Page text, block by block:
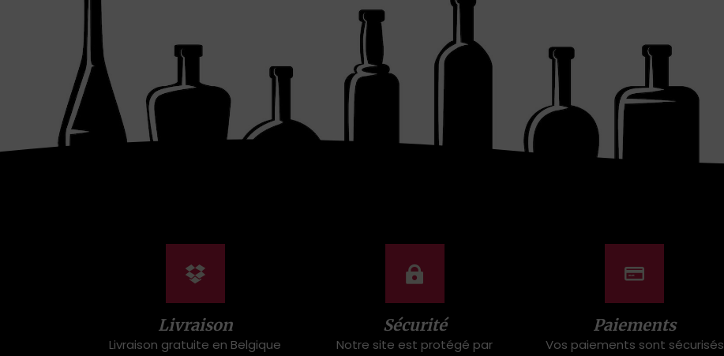
Livraison
Livraison gratuite en Belgique
Sécurité
Notre site est protégé par
Paiements
Vos paiements sont sécurisés